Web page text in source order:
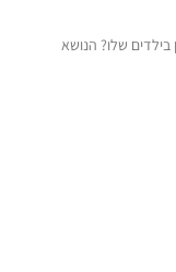
שלו? הנושא